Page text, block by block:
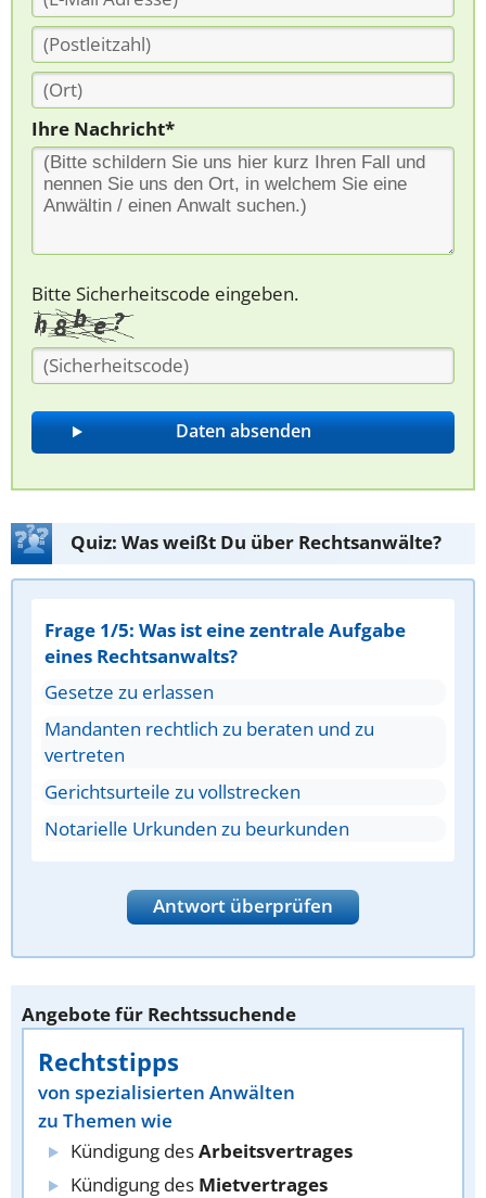
Ihre Nachricht*
Bitte Sicherheitscode eingeben.
Quiz: Was weißt Du über Rechtsanwälte?
Frage 1/5: Was ist eine zentrale Aufgabe
eines Rechtsanwalts?
Gesetze zu erlassen
Mandanten rechtlich zu beraten und zu
vertreten
Gerichtsurteile zu vollstrecken
Notarielle Urkunden zu beurkunden
Antwort überprüfen
Angebote für Rechtssuchende
Rechtstipps
von spezialisierten Anwälten
zu Themen wie
Kündigung desArbeitsvertrages
Kündigung des Mietvertrages